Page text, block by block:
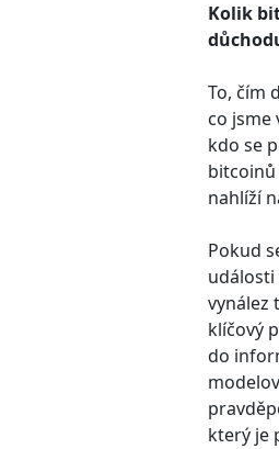
Kolik
To, čím
co jsme
kdo se
nahlíží
Pokud
vynález
klíčový
do
který je